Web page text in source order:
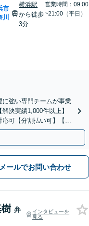
市
川
横浜駅
から徒歩
3分
営業時間：09:00
~21:00（平日）
に強い専門チームが事業
決実績1,000件以上】
可【分割払い可】【後
メールでお問い合わせ
弁
インタビューを
見る